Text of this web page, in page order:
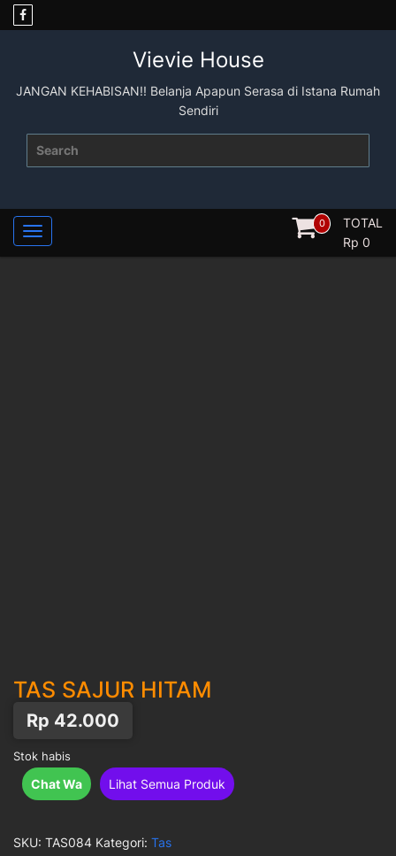
Skip
to
Vievie House
JANGAN KEHABISAN!! Belanja Apapun Serasa di Istana Rumah
Sendiri
0
TOTAL
Rp 0
TAS SAJUR HITAM
Rp 42.000
Stok habis
Chat Wa Lihat Semua Produk
SKU: TAS084 Kategori: Tas